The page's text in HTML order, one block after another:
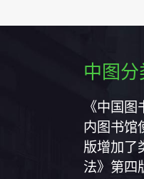
中图分
《中国
内图书馆
版增加了
法》第四